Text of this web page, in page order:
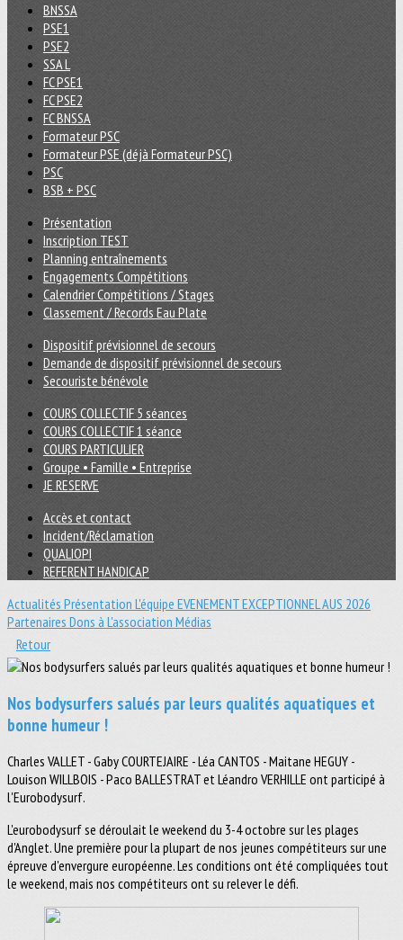
BNSSA
PSE1
PSE2
SSA L
FC PSE1
FC PSE2
FC BNSSA
Formateur PSC
Formateur PSE (déjà Formateur PSC)
PSC
BSB + PSC
Présentation
Inscription TEST
Planning entraînements
Engagements Compétitions
Calendrier Compétitions / Stages
Classement / Records Eau Plate
Dispositif prévisionnel de secours
Demande de dispositif prévisionnel de secours
Secouriste bénévole
COURS COLLECTIF 5 séances
COURS COLLECTIF 1 séance
COURS PARTICULIER
Groupe • Famille • Entreprise
JE RESERVE
Accès et contact
Incident/Réclamation
QUALIOPI
REFERENT HANDICAP
Actualités Présentation L'équipe EVENEMENT EXCEPTIONNELAUS 2026
Partenaires Dons à L'association Médias
Retour
Nos bodysurfers salués par leurs qualités aquatiques et
bonne humeur !
Charles VALLET - Gaby COURTEJAIRE - Léa CANTOS - Maitane HEGUY -
Louison WILLBOIS - Paco BALLESTRAT et Léandro VERHILLE ont participé à
l'Eurobodysurf.
L'eurobodysurf se déroulait le weekend du 3-4 octobre sur les plages
d'Anglet. Une première pour la plupart de nos jeunes compétiteurs sur une
épreuve d'envergure européenne. Les conditions ont été compliquées tout
le weekend, mais nos compétiteurs ont su relever le défi.